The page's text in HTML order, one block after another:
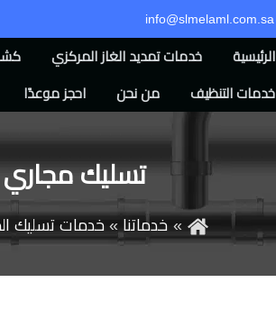
info@slmelaml.com.sa
الرئيسية خدمات تمديد الغاز المركزي
خدمات التنظيف من نحن احجز موعدًا
تسليك مجاري
خدماتنا خدمات تسليك